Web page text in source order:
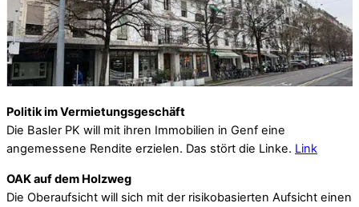
Politik im Vermietungsgeschäft
Die Basler PK will mit ihren Immobilien in Genf eine
angemessene Rendite erzielen. Das stört die Linke. Link
OAK auf dem Holzweg
Die Oberaufsicht will sich mit der risikobasierten Aufsicht einen